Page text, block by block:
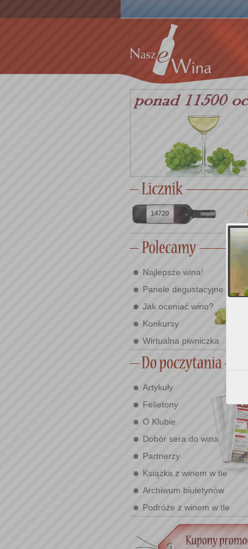
14720
Najlepsze wina!
Panele degustacyjne
Jak oceniać wino?
Konkursy
Wirtualna piwniczka
Artykuły
Felietony
O Klubie
Dobór sera do wina
Partnerzy
Książka z winem w tle
Archiwum biuletynów
Podróże z winem w tle